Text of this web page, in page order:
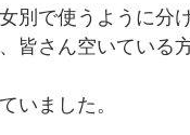
別で使うように分
皆さん空いている
いました。